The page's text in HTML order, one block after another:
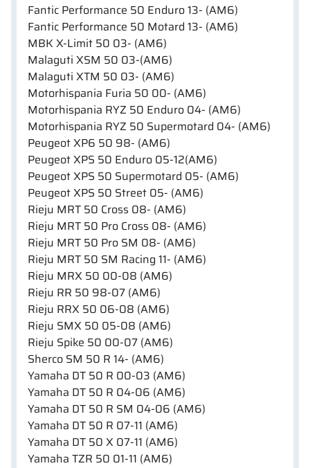
Fantic Performance 50 Enduro 13- (AM6)
Fantic Performance 50 Motard 13- (AM6)
MBK X-Limit 50 03- (AM6)
Malaguti XSM 50 03-(AM6)
Malaguti XTM 50 03- (AM6)
Motorhispania Furia 50 00- (AM6)
Motorhispania RYZ 50 Enduro 04- (AM6)
Motorhispania RYZ 50 Supermotard 04- (AM6)
Peugeot XP6 50 98- (AM6)
Peugeot XPS 50 Enduro 05-12(AM6)
Peugeot XPS 50 Supermotard 05- (AM6)
Peugeot XPS 50 Street 05- (AM6)
Rieju MRT 50 Cross 08- (AM6)
Rieju MRT 50 Pro Cross 08- (AM6)
Rieju MRT 50 Pro SM 08- (AM6)
Rieju MRT 50 SM Racing 11- (AM6)
Rieju MRX 50 00-08 (AM6)
Rieju RR 50 98-07 (AM6)
Rieju RRX 50 06-08 (AM6)
Rieju SMX 50 05-08 (AM6)
Rieju Spike 50 00-07 (AM6)
Sherco SM 50 R 14- (AM6)
Yamaha DT 50 R 00-03 (AM6)
Yamaha DT 50 R 04-06 (AM6)
Yamaha DT 50 R SM 04-06 (AM6)
Yamaha DT 50 R 07-11 (AM6)
Yamaha DT 50 X 07-11 (AM6)
Yamaha TZR 50 01-11 (AM6)